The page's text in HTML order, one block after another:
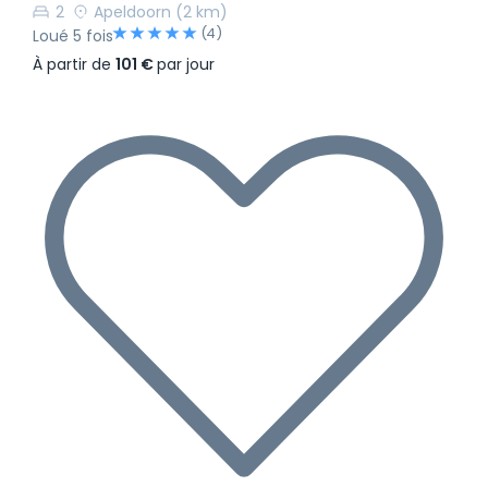
2
Apeldoorn (2 km)
Loué 5 fois
(4)
À partir de 101 €par jour